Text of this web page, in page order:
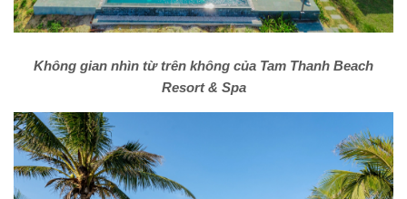
Không gian nhìn từ trên không của Tam Thanh Beach
Resort & Spa